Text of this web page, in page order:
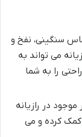
سنگینی، نفخ و
می تواند به
را به شما
موجود در رازیانه
کرده و می